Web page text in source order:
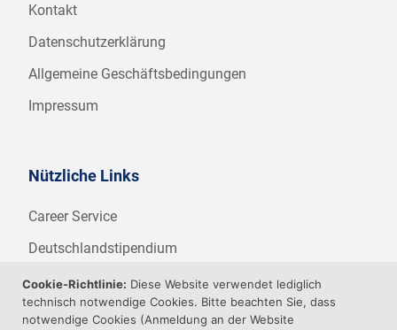
Kontakt
Datenschutzerklärung
Allgemeine Geschäftsbedingungen
Impressum
Nützliche Links
Career Service
Deutschlandstipendium
WHZ Firmenstipendium
Weitere Angebote der WHZ
Cookie-Richtlinie: Diese Website verwendet lediglich
technisch notwendige Cookies. Bitte beachten Sie, dass
notwendige Cookies (Anmeldung an der Website